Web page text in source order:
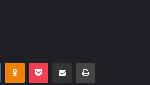
VKontakteOdnoklassniki
Pocket E-Posta ile paylaş Yazdır